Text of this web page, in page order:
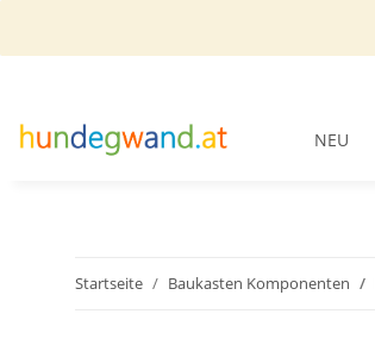
NEU
Startseite Baukasten Komponenten